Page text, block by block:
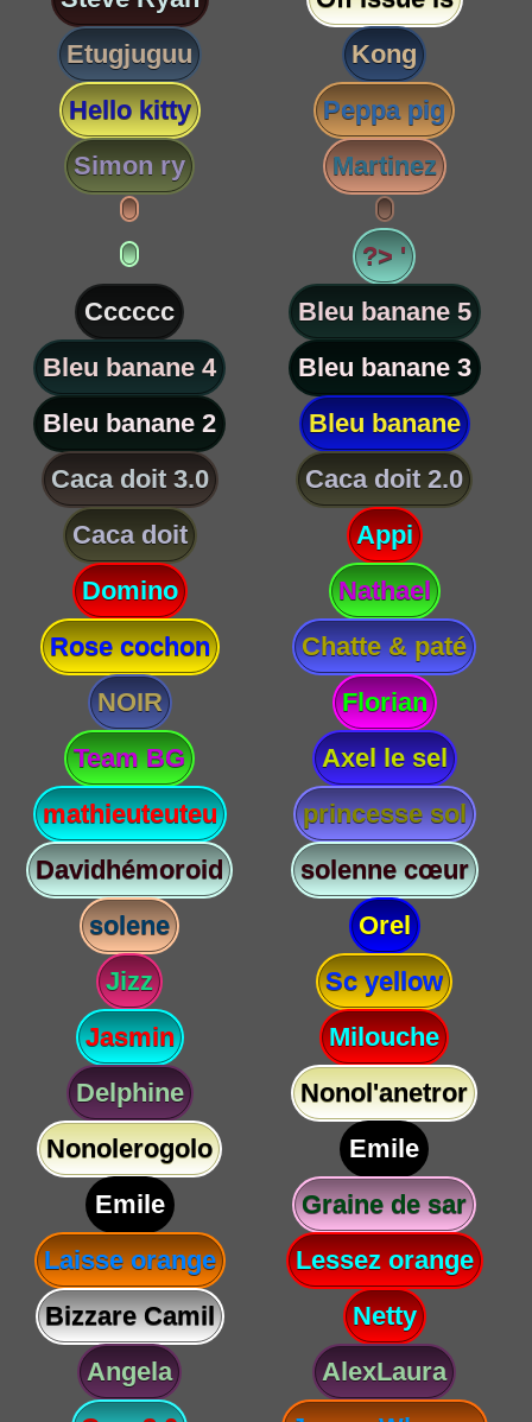
Etugjuguu
Kong
Hello kitty
Peppa pig
Simon ry
Martinez
?> '
Cccccc
Bleu banane 5
Bleu banane 4
Bleu banane 3
Bleu banane 2
Bleu banane
Caca doit 3.0
Caca doit 2.0
Caca doit
Appi
Domino
Nathael
Rose cochon
Chatte & paté
NOIR
Florian
Team BG
Axel le sel
mathieuteuteu
princesse sol
Davidhémoroid
solenne cœur
solene
Orel
Jizz
Sc yellow
Jasmin
Milouche
Delphine
Nonol'anetror
Nonolerogolo
Emile
Emile
Graine de sar
Laisse orange
Lessez orange
Bizzare Camil
Netty
Angela
AlexLaura